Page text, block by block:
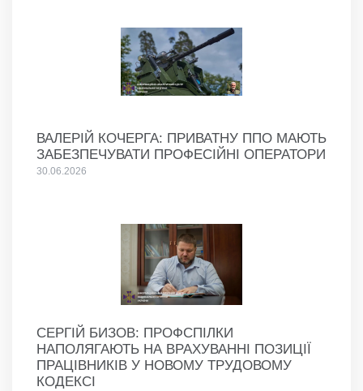
ВАЛЕРІЙ КОЧЕРГА: ПРИВАТНУ ППО МАЮТЬ
ЗАБЕЗПЕЧУВАТИ ПРОФЕСІЙНІ ОПЕРАТОРИ
30.06.2026
СЕРГІЙ БИЗОВ: ПРОФСПІЛКИ
НАПОЛЯГАЮТЬ НА ВРАХУВАННІ ПОЗИЦІЇ
ПРАЦІВНИКІВ У НОВОМУ ТРУДОВОМУ
КОДЕКСІ